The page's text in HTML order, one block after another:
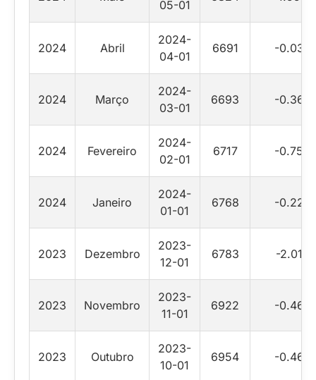
05-01
2024 Abril
2024-
04-01
6691 -0.03
2024 Março
2024-
03-01
6693 -0.36
2024 Fevereiro
2024-
02-01
6717 -0.75
2024 Janeiro
2024-
01-01
6768 -0.22
2023 Dezembro
2023-
12-01
6783 -2.01
2023 Novembro
2023-
11-01
6922 -0.46
2023 Outubro
2023-
10-01
6954 -0.46